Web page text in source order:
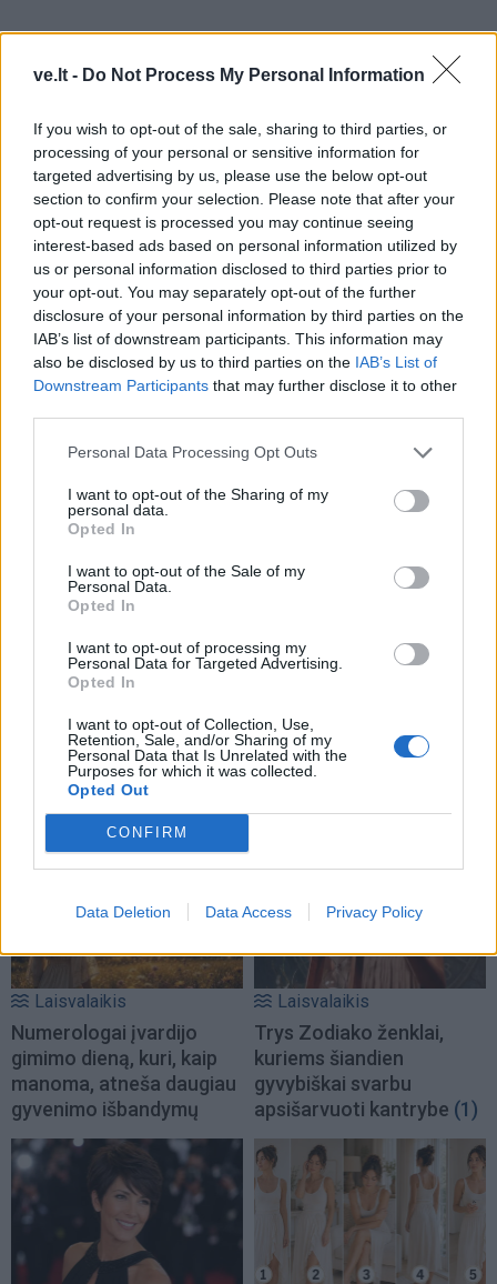
ve.lt - Do Not Process My Personal Information
If you wish to opt-out of the sale, sharing to third parties, or
processing of your personal or sensitive information for
targeted advertising by us, please use the below opt-out
section to confirm your selection. Please note that after your
opt-out request is processed you may continue seeing
interest-based ads based on personal information utilized by
us or personal information disclosed to third parties prior to
your opt-out. You may separately opt-out of the further
disclosure of your personal information by third parties on the
IAB’s list of downstream participants. This information may
also be disclosed by us to third parties on the IAB’s List of
Downstream Participants that may further disclose it to other
Personal Data Processing Opt Outs
I want to opt-out of the Sharing of my
personal data.
Opted In
I want to opt-out of the Sale of my
Personal Data.
Opted In
I want to opt-out of processing my
Personal Data for Targeted Advertising.
Opted In
I want to opt-out of Collection, Use,
Retention, Sale, and/or Sharing of my
Personal Data that Is Unrelated with the
Purposes for which it was collected.
Opted Out
CONFIRM
Data Deletion Data Access Privacy Policy
TAIP PAT SKAITYKITE
Laisvalaikis
praėjusiame gyvenime:
numerologų paslaptis
Laisvalaikis
čempionatui, britui teko...
koreguoti tatuiruotę
Laisvalaikis
akimirksniu pastatys į
vietą pasipūtusį žmogų:
psichologė atskleidė
paslaptį
Laisvalaikis
audra: nauja prognozė
Laisvalaikis
Numerologai įvardijo
gimimo dieną, kuri, kaip
manoma, atneša daugiau
gyvenimo išbandymų
Laisvalaikis
Trys Zodiako ženklai,
kuriems šiandien
gyvybiškai svarbu
apsišarvuoti kantrybe (1)